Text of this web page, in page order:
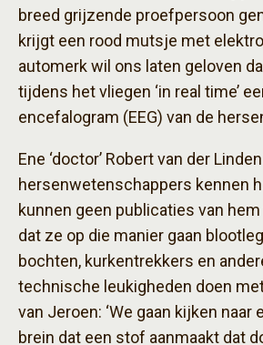
breed grijzende proefpersoon
krijgt een rood mutsje met
automerk wil ons laten geloven
tijdens het vliegen ‘in real time’
encefalogram (EEG) van de
Ene ‘doctor’ Robert van der
hersenwetenschappers kennen
kunnen geen publicaties van
dat ze op die manier gaan
bochten, kurkentrekkers en
technische leukigheden doen
van Jeroen: ‘We gaan kijken naar
brein dat een stof aanmaakt dat